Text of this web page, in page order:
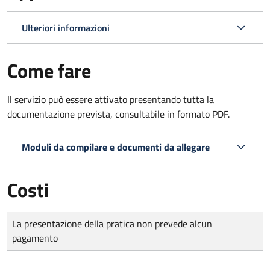
Ulteriori informazioni
Come fare
Il servizio può essere attivato presentando tutta la
documentazione prevista, consultabile in formato PDF.
Moduli da compilare e documenti da allegare
Costi
Tipo di pagamento
Importo
La presentazione della pratica non prevede alcun
pagamento